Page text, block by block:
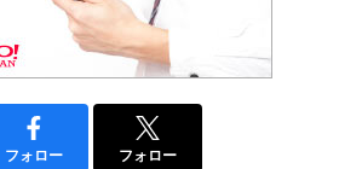
フォロー フォロー